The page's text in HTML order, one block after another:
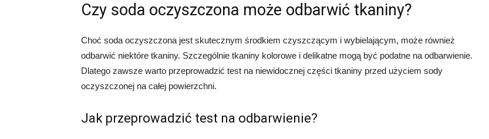
Czy soda oczyszczona może odbarwić tkaniny?
Choć soda oczyszczona jest skutecznym środkiem czyszczącym i wybielającym, może również
odbarwić niektóre tkaniny. Szczególnie tkaniny kolorowe i delikatne mogą być podatne na odbarwienie.
Dlatego zawsze warto przeprowadzić test na niewidocznej części tkaniny przed użyciem sody
oczyszczonej na całej powierzchni.
Jak przeprowadzić test na odbarwienie?